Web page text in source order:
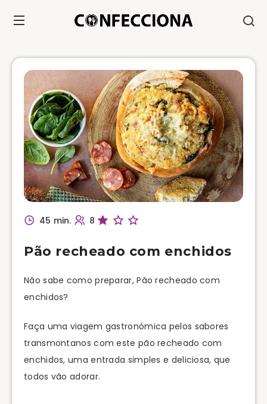
45 min. 8
Pão recheado com enchidos
Não sabe como preparar, Pão recheado com
enchidos?
Faça uma viagem gastronómica pelos sabores
transmontanos com este pão recheado com
enchidos, uma entrada simples e deliciosa, que
todos vão adorar.